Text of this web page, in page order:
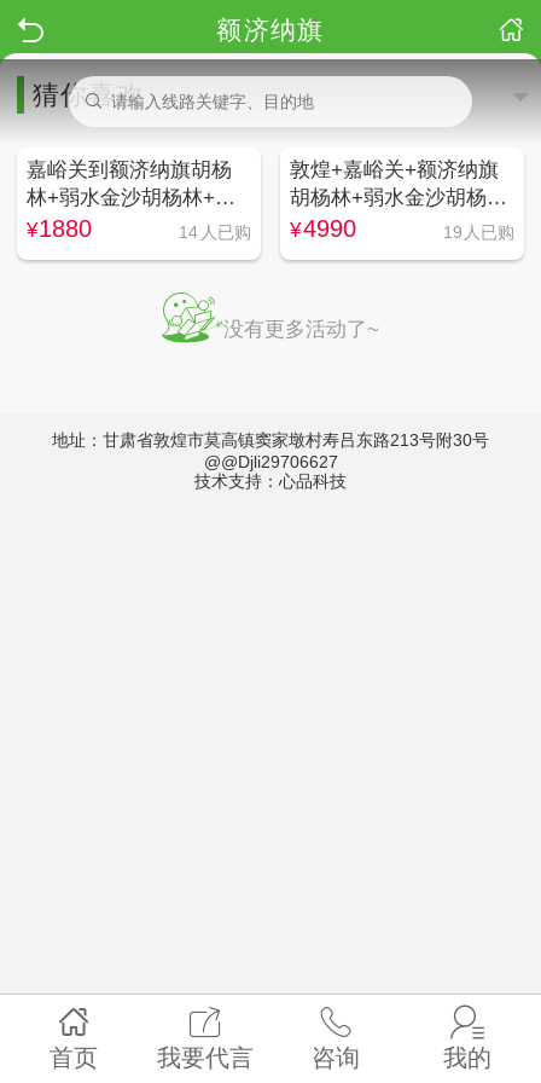
额济纳旗
猜你喜欢
嘉峪关到额济纳旗胡杨
林+弱水金沙胡杨林+黑
城+怪树林2日游
¥1880 14 人已购
敦煌+嘉峪关+额济纳旗
胡杨林+弱水金沙胡杨林
+黑城+怪树林+张掖5日
¥4990 19 人已购
没有更多活动了~
地址：甘肃省敦煌市莫高镇窦家墩村寿吕东路213号附30号
@@Djli29706627
技术支持：心品科技
首页 我要代言 咨询 我的